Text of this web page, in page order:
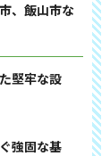
、飯山市な
堅牢な設
強固な基